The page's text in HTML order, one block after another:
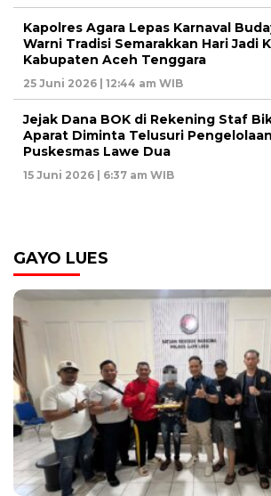
Kapolres Agara Lepas Karnaval
Warni Tradisi Semarakkan Hari Jadi
Kabupaten Aceh Tenggara
25 Juni 2026 | 12:44 am WIB
Jejak Dana BOK di Rekening Staf
Aparat Diminta Telusuri
Puskesmas Lawe Dua
15 Juni 2026 | 6:37 am WIB
GAYO LUES